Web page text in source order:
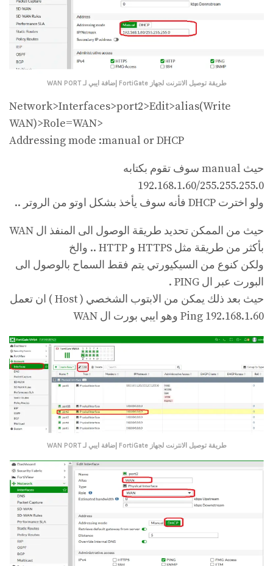
طريقة توصيل الانترنت لجهاز FortiGate إضافة ايبي لـ WAN PORT
Network>Interfaces>port2>Edit>alias(Write
WAN)>Role=WAN>
Addressing mode :manual or DHCP
حيث manual سوف تقوم بكتابه
192.168.1.60/255.255.255.0
ولو اخترت DHCP فأنه سوف يأخذ بشكل اوتو من الروتر ..
حيث من الممكن تحديد طريقة الوصول الى المنفذ ال WAN
بأكثر من طريقة مثل HTTPS و HTTP .. والخ
ولكن كنوع من السيكيورتي يتم فقط السماح بالوصول الى
البورت عبر ال PING .
حيث بعد ذلك يمكن من الابتوب الشخصي ( Host ) ان تعمل
Ping 192.168.1.60 وهو ايبي بورت ال WAN
طريقة توصيل الانترنت لجهاز FortiGate إضافة ايبي لـ WAN PORT